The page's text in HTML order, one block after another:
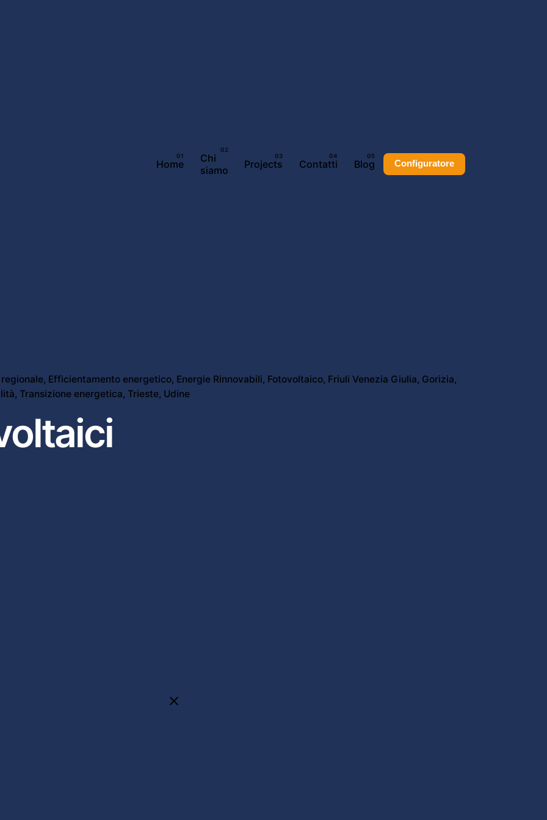
Home
Chi
siamo
Projects Contatti Blog Configuratore
Efficientamento energetico Energie Rinnovabili Fotovoltaico Friuli Venezia Giulia Gorizia
Transizione energetica Trieste Udine